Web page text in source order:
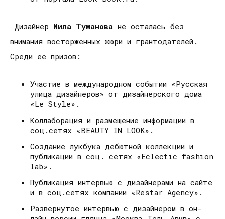
Дизайнер Мила Туманова не осталась без
внимания восторженных жюри и грантодателей.
Среди ее призов:
Участие в международном событии «Русская
улица дизайнеров» от дизайнерского дома
«Le Style».
Коллаборация и размещение информации в
соц.сетях «BEAUTY IN LOOK».
Cоздание лукбука дебютной коллекции и
публикации в соц. сетях «Eclectic fashion
lab».
Публикация интервью с дизайнерами на сайте
и в соц.сетях компании «Restar Agency».
Развернутое интервью с дизайнером в он-